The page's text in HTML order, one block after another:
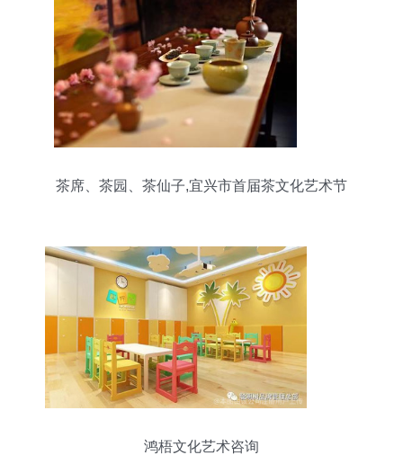
茶席、茶园、茶仙子,宜兴市首届茶文化艺术节
鸿梧文化艺术咨询